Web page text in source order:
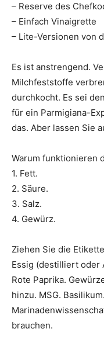
– Reserve des
– Einfach Vinaigrette
– Lite-Versionen von
Es ist anstrengend.
Milchfeststoffe
durchkocht. Es sei
für ein Parmigiana-
das. Aber lassen Sie
Warum funktionieren
1. Fett.
2. Säure.
3. Salz.
4. Gewürz.
Ziehen Sie die
Essig (destilliert oder
Rote Paprika.
hinzu. MSG.
brauchen.